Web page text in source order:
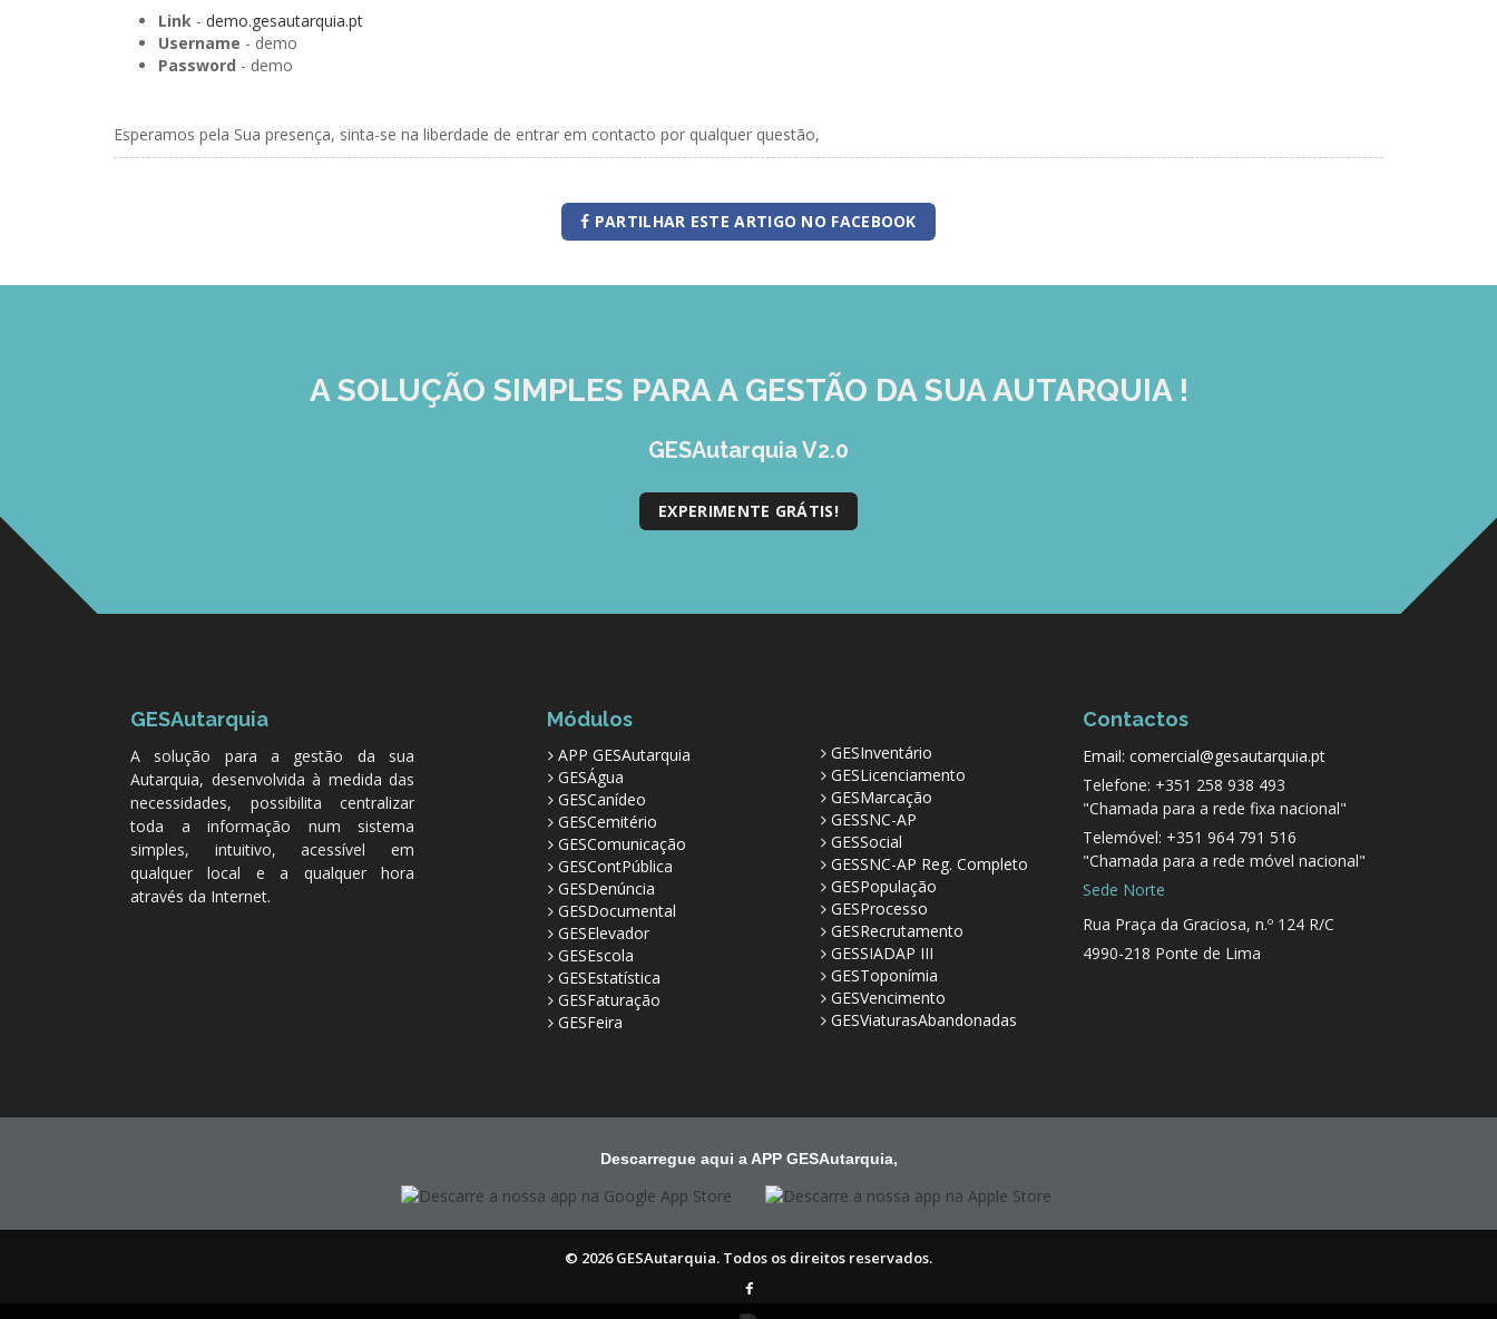
Link - demo.gesautarquia.pt
Username - demo
Password - demo
Esperamos pela Sua presença, sinta-se na liberdade de entrar em contacto por qualquer questão,
PARTILHAR ESTE ARTIGO NO FACEBOOK
A SOLUÇÃO SIMPLES PARA A GESTÃO DA SUA AUTARQUIA !
GESAutarquia V2.0
EXPERIMENTE GRÁTIS!
GESAutarquia
A solução para a gestão da sua
Autarquia, desenvolvida à medida das
necessidades, possibilita centralizar
toda a informação num sistema
simples, intuitivo, acessível em
qualquer local e a qualquer hora
através da Internet.
Módulos
APP GESAutarquia
GESÁgua
GESCanídeo
GESCemitério
GESComunicação
GESContPública
GESDenúncia
GESDocumental
GESElevador
GESEscola
GESEstatística
GESFaturação
GESFeira
GESInventário
GESLicenciamento
GESMarcação
GESSNC-AP
GESSocial
GESSNC-AP Reg. Completo
GESPopulação
GESProcesso
GESRecrutamento
GESSIADAP III
GESToponímia
GESVencimento
GESViaturasAbandonadas
Contactos
Email: comercial@gesautarquia.pt
Telefone: +351 258 938 493
"Chamada para a rede fixa nacional"
Telemóvel: +351 964 791 516
"Chamada para a rede móvel nacional"
Sede Norte
Rua Praça da Graciosa, n.º 124 R/C
4990-218 Ponte de Lima
Descarregue aqui a APP GESAutarquia,
© 2026 GESAutarquia. Todos os direitos reservados.